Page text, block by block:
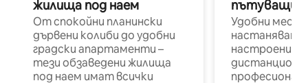
жилища под наем
От спокойни планински
дървени колиби до удобни
градски апартаменти –
тези обзаведени жилища
под наем имат всички
пътуващи
Удобни
настаняване
настроени и